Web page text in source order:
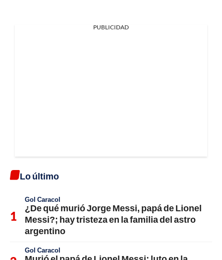
PUBLICIDAD
Lo último
Gol Caracol
¿De qué murió Jorge Messi, papá de Lionel
Messi?; hay tristeza en la familia del astro
argentino
Gol Caracol